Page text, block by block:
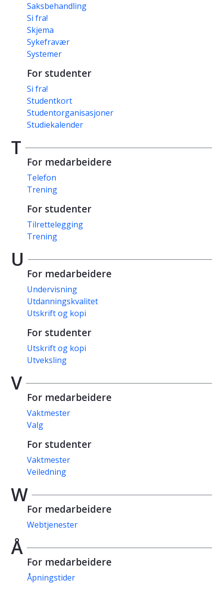
Saksbehandling
Si fra!
Skjema
Sykefravær
Systemer
For studenter
Si fra!
Studentkort
Studentorganisasjoner
Studiekalender
T
For medarbeidere
Telefon
Trening
For studenter
Tilrettelegging
Trening
U
For medarbeidere
Undervisning
Utdanningskvalitet
Utskrift og kopi
For studenter
Utskrift og kopi
Utveksling
V
For medarbeidere
Vaktmester
Valg
For studenter
Vaktmester
Veiledning
W
For medarbeidere
Webtjenester
Å
For medarbeidere
Åpningstider